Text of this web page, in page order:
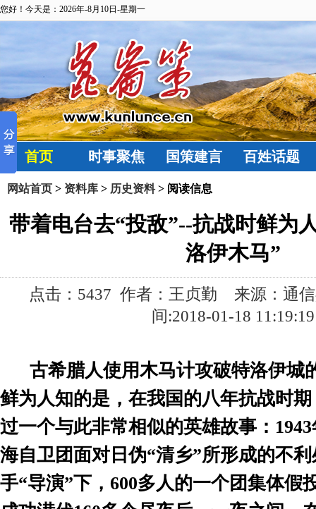
您好！今天是：2026年-8月10日-星期一
首页 时事聚焦 国策建言 百姓话题
网站首页 > 资料库 > 历史资料> 阅读信息
带着电台去“投敌”--抗战时鲜为
洛伊木马”
点击： 5437 作者：王贞勤 来源：通
间:2018-01-18 11:19:19
古希腊人使用木马计攻破特洛伊城
鲜为人知的是，在我国的八年抗战时
过一个与此非常相似的英雄故事： 1943
海自卫团面对日伪“清乡”所形成的不
手“导演”下， 600多人的一个团集体假